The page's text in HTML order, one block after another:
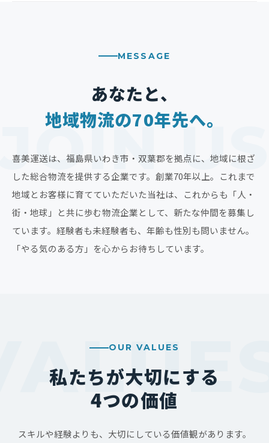
MESSAGE
あなたと、
地域物流の70年先へ。
喜美運送は、福島県いわき市・双葉郡を拠点に、地域に根ざ
した総合物流を提供する企業です。創業70年以上。これまで
地域とお客様に育てていただいた当社は、これからも「人・
街・地球」と共に歩む物流企業として、新たな仲間を募集し
ています。経験者も未経験者も、年齢も性別も問いません。
「やる気のある方」を心からお待ちしています。
OUR VALUES
私たちが大切にする
4つの価値
スキルや経験よりも、大切にしている価値観があります。